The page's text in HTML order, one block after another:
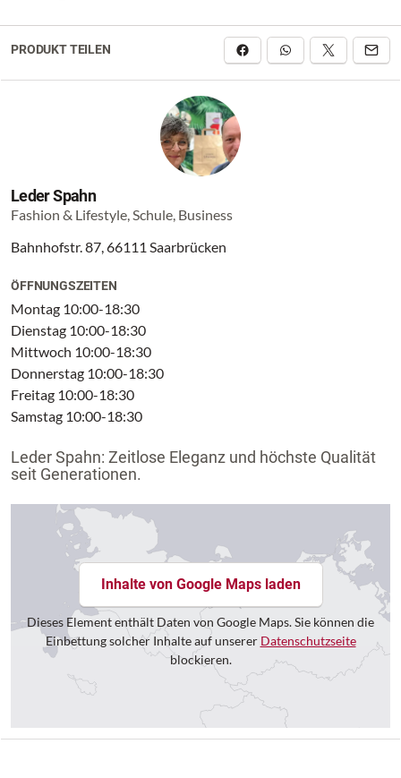
PRODUKT TEILEN
Leder Spahn
Fashion & Lifestyle, Schule, Business
Bahnhofstr. 87, 66111 Saarbrücken
ÖFFNUNGSZEITEN
Montag 10:00-18:30
Dienstag 10:00-18:30
Mittwoch 10:00-18:30
Donnerstag 10:00-18:30
Freitag 10:00-18:30
Samstag 10:00-18:30
Leder Spahn: Zeitlose Eleganz und höchste Qualität
seit Generationen.
Inhalte von Google Maps laden
Dieses Element enthält Daten von Google Maps. Sie können die
Einbettung solcher Inhalte auf unserer Datenschutzseite
blockieren.